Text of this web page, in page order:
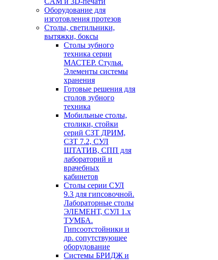
Оборудование для
изготовления протезов
Cтолы, светильники,
вытяжки, боксы
Столы зубного
техника серии
МАСТЕР. Стулья.
Элементы системы
хранения
Готовые решения для
столов зубного
техника
Мобильные столы,
столики, стойки
серий СЗТ ДРИМ,
СЗТ 7.2, СУЛ
ШТАТИВ, СПП для
лабораторий и
врачебных
кабинетов
Столы серии СУЛ
9.3 для гипсовочной.
Лабораторные столы
ЭЛЕМЕНТ, СУЛ 1.х
ТУМБА.
Гипсоотстойники и
др. сопутствующее
оборудование
Системы БРИДЖ и